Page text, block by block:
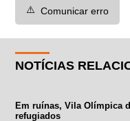
⚠️ Comunicar erro
NOTÍCIAS
Em ruínas, Vila Olímpica
refugiados